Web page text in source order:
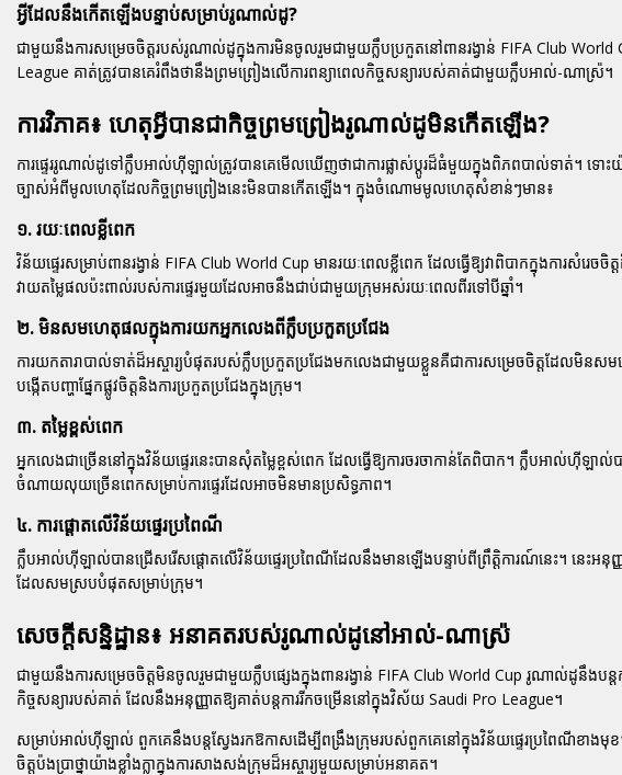
អ្វីដែលនឹងកើតឡើងបន្ទាប់សម្រាប់រូណាល់ដូ?
ជាមួយនឹងការសម្រេចចិត្តរបស់រូណាល់ដូក្នុងការមិនចូលរួមជាមួយក្លឹបប្រកួតនៅពានរង្វាន់ FIFA Club
League គាត់ត្រូវបានគេរំពឹងថានឹងព្រមព្រៀងលើការពន្យាពេលកិច្ចសន្យារបស់គាត់ជាមួយក្លឹបអាល់-ណាស្រ៉។
ការវិភាគ៖ ហេតុអ្វីបានជាកិច្ចព្រមព្រៀងរូណាល់ដូមិនកើតឡើង?
ការផ្ទេររូណាល់ដូទៅក្លឹបអាល់ហ៊ីឡាល់ត្រូវបានគេមើលឃើញថាជាការផ្លាស់ប្តូរដ៏ធំមួយក្នុងពិភពបាល់ទាត់។
ច្បាស់អំពីមូលហេតុដែលកិច្ចព្រមព្រៀងនេះមិនបានកើតឡើង។ ក្នុងចំណោមមូលហេតុសំខាន់ៗមាន៖
១. រយៈពេលខ្លីពេក
វិន័យផ្ទេរសម្រាប់ពានរង្វាន់ FIFA Club World Cup មានរយៈពេលខ្លីពេក ដែលធ្វើឱ្យវាពិបាកក្នុងការសំរេ
វាយតម្លៃផលប៉ះពាល់របស់ការផ្ទេរមួយដែលអាចនឹងជាប់ជាមួយក្រុមអស់រយៈពេលពីរទៅបីឆ្នាំ។
២. មិនសមហេតុផលក្នុងការយកអ្នកលេងពីក្លឹបប្រកួតប្រជែង
ការយកតារាបាល់ទាត់ដ៏អស្ចារ្យបំផុតរបស់ក្លឹបប្រកួតប្រជែងមកលេងជាមួយខ្លួនគឺជាការសម្រេចចិត្តដែលមិន
បង្កើតបញ្ហាផ្នែកផ្លូវចិត្តនិងការប្រកួតប្រជែងក្នុងក្រុម។
៣. តម្លៃខ្ពស់ពេក
អ្នកលេងជាច្រើននៅក្នុងវិន័យផ្ទេរនេះបានសុំតម្លៃខ្ពស់ពេក ដែលធ្វើឱ្យការចរចាកាន់តែពិបាក។ ក្លឹបអាល់
ចំណាយលុយច្រើនពេកសម្រាប់ការផ្ទេរដែលអាចមិនមានប្រសិទ្ធភាព។
៤. ការផ្តោតលើវិន័យផ្ទេរប្រពៃណី
ក្លឹបអាល់ហ៊ីឡាល់បានជ្រើសរើសផ្តោតលើវិន័យផ្ទេរប្រពៃណីដែលនឹងមានឡើងបន្ទាប់ពីព្រឹត្តិការណ៍នេះ។ នេះអនុញ្ញ
ដែលសមស្របបំផុតសម្រាប់ក្រុម។
សេចក្តីសន្និដ្ឋាន៖ អនាគតរបស់រូណាល់ដូនៅអាល់-ណាស្រ៉
ជាមួយនឹងការសម្រេចចិត្តមិនចូលរួមជាមួយក្លឹបផ្សេងក្នុងពានរង្វាន់ FIFA Club World Cup រូណាល់ដូនឹងបន្
កិច្ចសន្យារបស់គាត់ ដែលនឹងអនុញ្ញាតឱ្យគាត់បន្តការរីកចម្រើននៅក្នុងវិស័យ Saudi Pro League។
សម្រាប់អាល់ហ៊ីឡាល់ ពួកគេនឹងបន្តស្វែងរកឱកាសដើម្បីពង្រឹងក្រុមរបស់ពួកគេនៅក្នុងវិន័យផ្ទេរប្រពៃណីខា
ចិត្តប៉ងប្រាថ្នាយ៉ាងខ្លាំងក្លាក្នុងការសាងសង់ក្រុមដ៏អស្ចារ្យមួយសម្រាប់អនាគត។